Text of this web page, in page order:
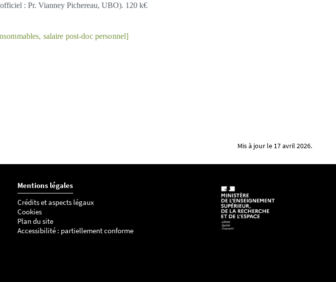
: Pr. Vianney Pichereau, UBO). 120 k€
salaire post-doc personnel]
Mis à jour le 17 avril 2026.
Mentions légales
Crédits et aspects légaux
Cookies
Plan du site
Accessibilité : partiellement conforme